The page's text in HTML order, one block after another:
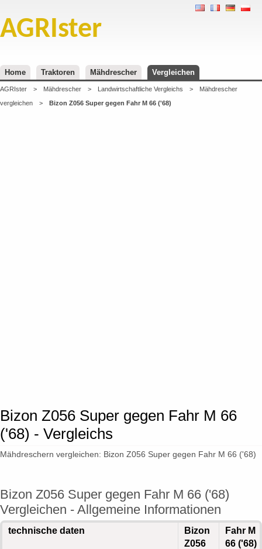
AGRIster
Home Traktoren Mähdrescher Vergleichen
AGRIster > Mähdrescher > Landwirtschaftliche Vergleichs >
Mähdrescher
vergleichen
> Bizon Z056 Super gegen Fahr M 66 ('68)
Bizon Z056 Super gegen Fahr M 66
('68) - Vergleichs
Mähdreschern vergleichen: Bizon Z056 Super gegen Fahr M 66 ('68)
Bizon Z056 Super gegen Fahr M 66 ('68)
Vergleichen - Allgemeine Informationen
technische daten
Bizon
Z056
Fahr M
66 ('68)